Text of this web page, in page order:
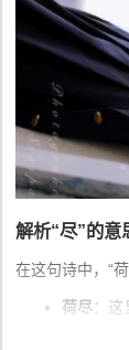
解析“尽”的意
在这句诗中，“
荷尽：
开始枯